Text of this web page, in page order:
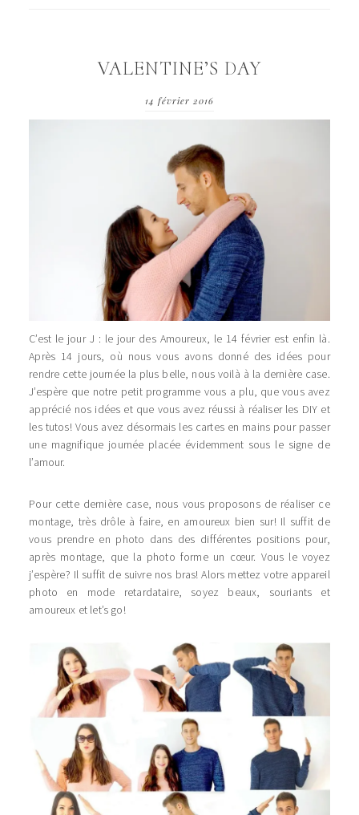
VALENTINE’S DAY
14 février 2016
C’est le jour J : le jour des Amoureux, le 14 février est enfin là.
Après 14 jours, où nous vous avons donné des idées pour
rendre cette journée la plus belle, nous voilà à la dernière case.
J’espère que notre petit programme vous a plu, que vous avez
apprécié nos idées et que vous avez réussi à réaliser les DIY et
les tutos! Vous avez désormais les cartes en mains pour passer
une magnifique journée placée évidemment sous le signe de
l’amour.
Pour cette dernière case, nous vous proposons de réaliser ce
montage, très drôle à faire, en amoureux bien sur! Il suffit de
vous prendre en photo dans des différentes positions pour,
après montage, que la photo forme un cœur. Vous le voyez
j’espère? Il suffit de suivre nos bras! Alors mettez votre appareil
photo en mode retardataire, soyez beaux, souriants et
amoureux et let’s go!